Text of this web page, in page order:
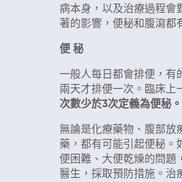
病本身，以及治療過程會
著的影響，便秘和腹瀉都
便 秘
一般人每日都會排便，有
兩天才排便一次。臨床上
次數少於3次定義為便秘。
無論是化療藥物、腹部放
藥，都有可能引起便秘。
便困難、大便乾燥的問題
醫生，採取預防措施。治